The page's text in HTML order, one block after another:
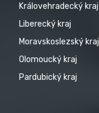
Královehradecký kraj
Liberecký kraj
Moravskoslezský kraj
Olomoucký kraj
Pardubický kraj